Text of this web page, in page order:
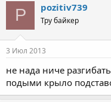
P pozitiv739
Тру байкер
3 Июл 2013
не нада ниче
подыми крыло